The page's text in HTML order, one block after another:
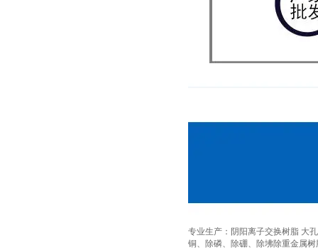
专业生产：阴阳离子交换树脂 大
铜、除磷、除硼、除坲除重金属